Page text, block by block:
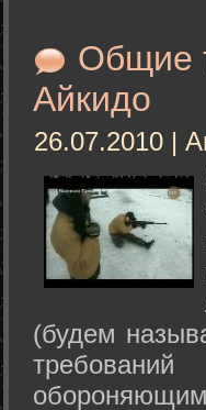
Общие
Айкидо
26.07.2010 |
(будем